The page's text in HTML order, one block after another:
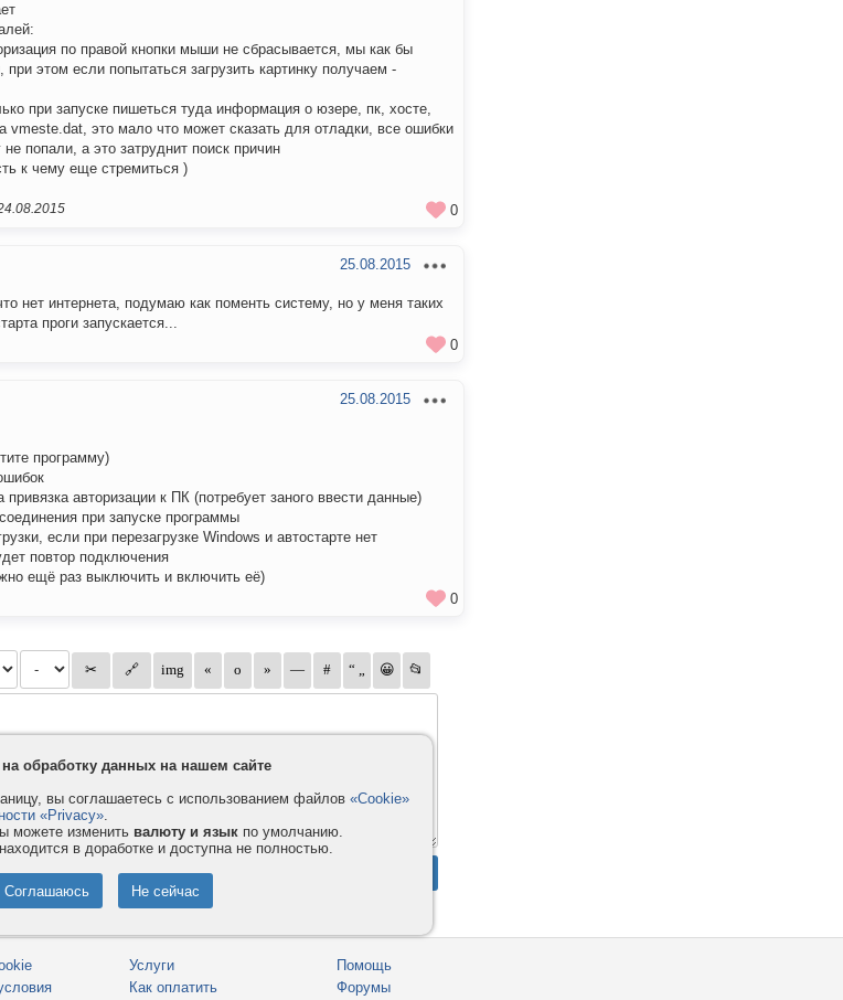
по правой кнопки мыши не сбрасывается, мы как бы
этом если попытаться загрузить картинку получаем -
при запуске пишеться туда информация о юзере, пк, хосте,
vmeste.dat, это мало что может сказать для отладки, все ошибки
попали, а это затруднит поиск причин
к чему еще стремиться )
0
25.08.2015
нет интернета, подумаю как поменть систему, но у меня таких
проги запускается...
0
25.08.2015
программу)
авторизации к ПК (потребует заного ввести данные)
при запуске программы
если при перезагрузке Windows и автостарте нет
повтор подключения
ещё раз выключить и включить её)
0
Услуги
Как оплатить
Помощь
Форумы
на обработку данных на нашем сайте
вы соглашаетесь с использованием файлов «Cookie»
«Privacy».
можете изменить валюту и язык по умолчанию.
в доработке и доступна не полностью.